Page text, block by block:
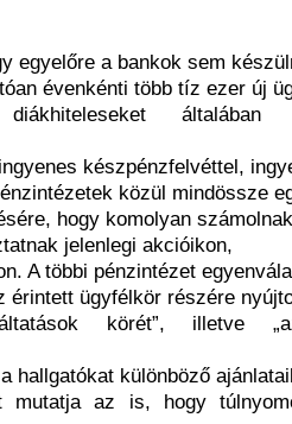
egyelőre a bankok sem
évenkénti több tíz ezer új
általában
készpénzfelvéttel,
közül mindössze
hogy komolyan
jelenlegi akcióikon,
A többi pénzintézet
érintett ügyfélkör részére
körét”, illetve
hallgatókat különböző
mutatja az is, hogy